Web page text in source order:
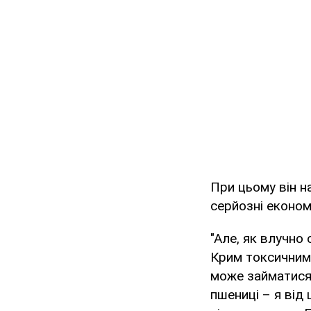
При цьому він
серйозні
"Але, як
Крим
може
пшениці – я